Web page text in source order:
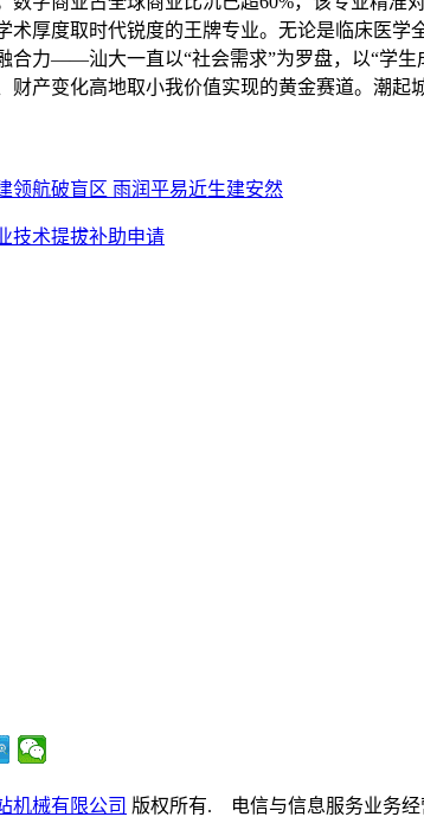
术厚度取时代锐度的王牌专业。无论是临床医
合力——汕大一直以“社会需求”为罗盘，以“学
财产变化高地取小我价值实现的黄金赛道。潮起
领航破盲区 雨润平易近生建安然
技术提拔补助申请
机械有限公司 版权所有. 电信与信息服务业务经